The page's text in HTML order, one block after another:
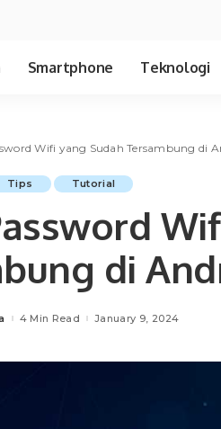
Smartphone Teknologi
Wifi yang Sudah Tersambung di
Tips Tutorial
di
4 Min Read January 9, 2024